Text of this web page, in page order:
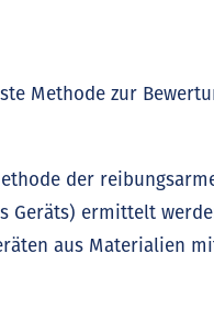
Methode zur
der
Geräts) ermittelt
aus Materialien